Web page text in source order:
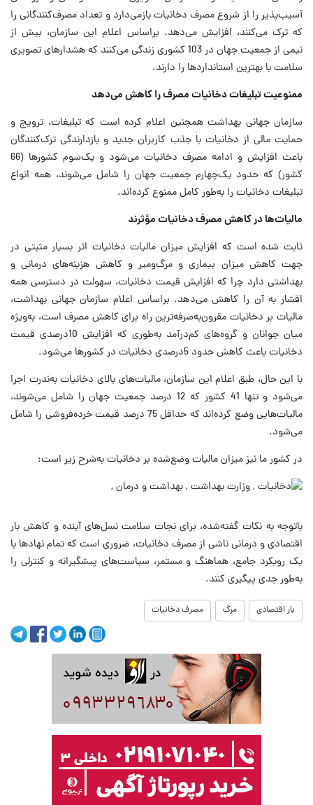
آسیب‌پذیر را از شروع مصرف دخانیات بازمی‌دارد و تعداد مصرف‌کنندگانی را
که ترک می‌کنند، افزایش می‌دهد. براساس اعلام این سازمان، بیش از
نیمی از جمعیت جهان در 103 کشوری زندگی می‌کنند که هشدارهای تصویری
سلامت با بهترین استانداردها را دارند.
ممنوعیت تبلیغات دخانیات مصرف را کاهش می‌دهد
سازمان جهانی بهداشت همچنین اعلام کرده است که تبلیغات، ترویج و
حمایت مالی از دخانیات با جذب کاربران جدید و بازدارندگی ترک‌کنندگان
باعث افزایش و ادامه مصرف دخانیات می‌شود و یک‌سوم کشورها (66
کشور) که حدود یک‌چهارم جمعیت جهان را شامل می‌شوند، همه انواع
تبلیغات دخانیات را به‌طور کامل ممنوع کرده‌اند.
مالیات‌ها در کاهش مصرف دخانیات مؤثرند
ثابت شده است که افزایش میزان مالیات دخانیات اثر بسیار مثبتی در
جهت کاهش میزان بیماری و مرگ‌ومیر و کاهش هزینه‌های درمانی و
بهداشتی دارد چرا که افزایش قیمت دخانیات، سهولت در دسترسی همه
اقشار به آن را کاهش می‌دهد. براساس اعلام سازمان جهانی بهداشت،
مالیات بر دخانیات مقرون‌به‌صرفه‌ترین راه برای کاهش مصرف است، به‌ویژه
میان جوانان و گروه‌های کم‌درآمد به‌طوری که افزایش 10درصدی قیمت
دخانیات باعث کاهش حدود 5درصدی دخانیات در کشورها می‌شود.
با این حال، طبق اعلام این سازمان، مالیات‌های بالای دخانیات به‌ندرت اجرا
می‌شود و تنها 41 کشور که 12 درصد جمعیت جهان را شامل می‌شوند،
مالیات‌هایی وضع کرده‌اند که حداقل 75 درصد قیمت خرده‌فروشی را شامل
می‌شود.
در کشور ما نیز میزان مالیات وضع‌شده بر دخانیات به‌شرح زیر است:
باتوجه به نکات گفته‌شده، برای نجات سلامت نسل‌های آینده و کاهش بار
اقتصادی و درمانی ناشی از مصرف دخانیات، ضروری است که تمام نهادها با
یک رویکرد جامع، هماهنگ و مستمر، سیاست‌های پیشگیرانه و کنترلی را
به‌طور جدی پیگیری کنند.
بار اقتصادی مرگ مصرف دخانیات